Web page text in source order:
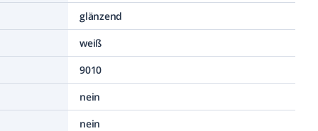
glänzend
weiß
9010
nein
nein